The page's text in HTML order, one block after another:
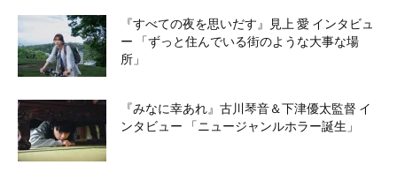
『すべての夜を思いだす』見上 愛 インタビュ
ー 「ずっと住んでいる街のような大事な場
所」
『みなに幸あれ』古川琴音＆下津優太監督 イ
ンタビュー 「ニュージャンルホラー誕生」